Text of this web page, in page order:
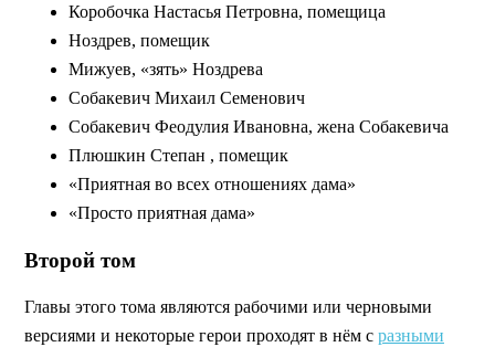
Коробочка Настасья Петровна, помещица
Ноздрев, помещик
Мижуев, «зять» Ноздрева
Собакевич Михаил Семенович
Собакевич Феодулия Ивановна, жена Собакевича
Плюшкин Степан , помещик
«Приятная во всех отношениях дама»
«Просто приятная дама»
Второй том
Главы этого тома являются рабочими или черновыми
версиями и некоторые герои проходят в нём с разными